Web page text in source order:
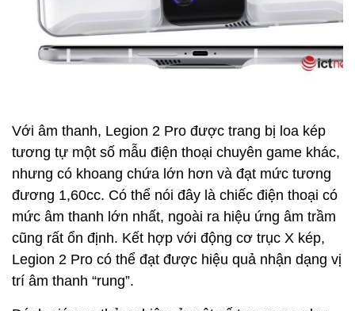
Với âm thanh, Legion 2 Pro được trang bị loa kép
tương tự một số mẫu điện thoại chuyên game khác,
nhưng có khoang chứa lớn hơn và đạt mức tương
đương 1,60cc. Có thể nói đây là chiếc điện thoại có
mức âm thanh lớn nhất, ngoài ra hiệu ứng âm trầm
cũng rất ổn định. Kết hợp với động cơ trục X kép,
Legion 2 Pro có thể đạt được hiệu quả nhận dạng vị
trí âm thanh “rung”.